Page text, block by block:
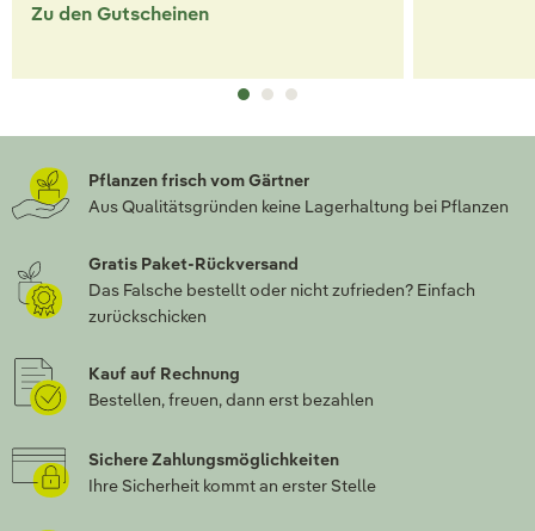
Zu den Gutscheinen
Pflanzen frisch vom Gärtner
Aus Qualitätsgründen keine Lagerhaltung bei Pflanzen
Gratis Paket-Rückversand
Das Falsche bestellt oder nicht zufrieden? Einfach
zurückschicken
Kauf auf Rechnung
Bestellen, freuen, dann erst bezahlen
Sichere Zahlungsmöglichkeiten
Ihre Sicherheit kommt an erster Stelle